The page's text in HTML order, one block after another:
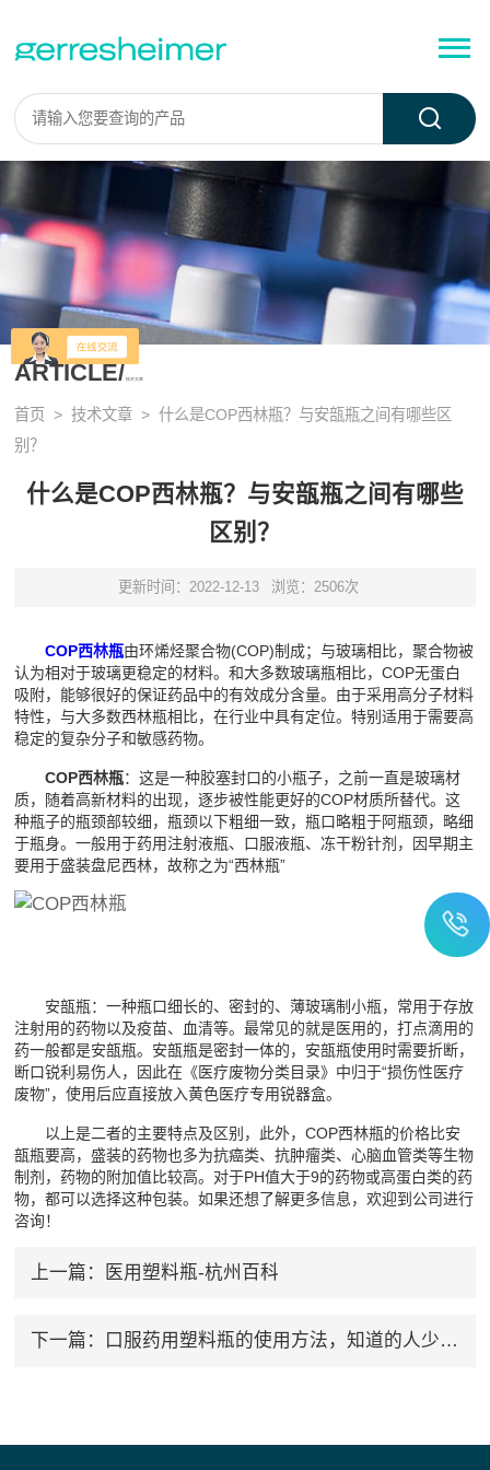
ARTICLE/技术文章
首页 >技术文章 > 什么是COP西林瓶？与安瓿瓶之间有哪些区
别？
什么是COP西林瓶？与安瓿瓶之间有哪些
区别？
更新时间：2022-12-13 浏览：2506次
COP西林瓶由环烯烃聚合物(COP)制成；与玻璃相比，聚合物被
认为相对于玻璃更稳定的材料。和大多数玻璃瓶相比，COP无蛋白
吸附，能够很好的保证药品中的有效成分含量。由于采用高分子材料
特性，与大多数西林瓶相比，在行业中具有定位。特别适用于需要高
稳定的复杂分子和敏感药物。
COP西林瓶：这是一种胶塞封口的小瓶子，之前一直是玻璃材
质，随着高新材料的出现，逐步被性能更好的COP材质所替代。这
种瓶子的瓶颈部较细，瓶颈以下粗细一致，瓶口略粗于阿瓶颈，略细
于瓶身。一般用于药用注射液瓶、口服液瓶、冻干粉针剂，因早期主
要用于盛装盘尼西林，故称之为“西林瓶”
安瓿瓶：一种瓶口细长的、密封的、薄玻璃制小瓶，常用于存放
注射用的药物以及疫苗、血清等。最常见的就是医用的，打点滴用的
药一般都是安瓿瓶。安瓿瓶是密封一体的，安瓿瓶使用时需要折断，
断口锐利易伤人，因此在《医疗废物分类目录》中归于“损伤性医疗
废物”，使用后应直接放入黄色医疗专用锐器盒。
以上是二者的主要特点及区别，此外，COP西林瓶的价格比安
瓿瓶要高，盛装的药物也多为抗癌类、抗肿瘤类、心脑血管类等生物
制剂，药物的附加值比较高。对于PH值大于9的药物或高蛋白类的药
物，都可以选择这种包装。如果还想了解更多信息，欢迎到公司进行
咨询！
上一篇： 医用塑料瓶-杭州百科
下一篇： 口服药用塑料瓶的使用方法，知道的人少之又少！